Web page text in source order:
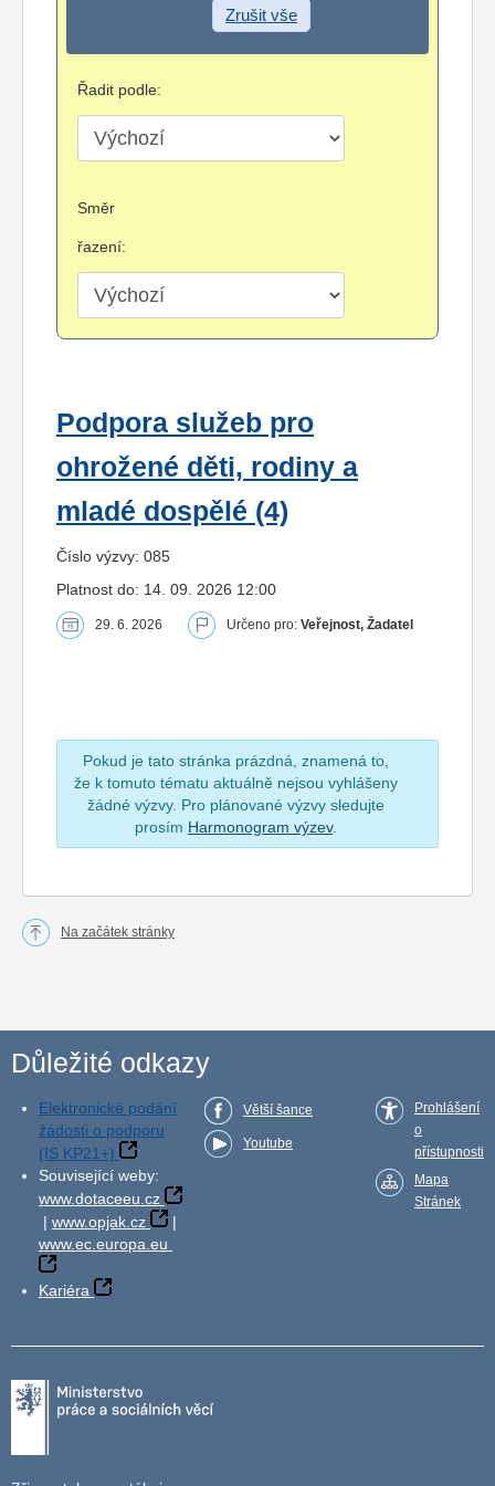
Zrušit vše
Řadit podle:
Směr
řazení:
Podpora služeb pro
ohrožené děti, rodiny a
mladé dospělé (4)
Číslo výzvy: 085
Platnost do: 14. 09. 2026 12:00
29. 6. 2026 Určeno pro: Veřejnost, Žadatel
Pokud je tato stránka prázdná, znamená to,
že k tomuto tématu aktuálně nejsou vyhlášeny
žádné výzvy. Pro plánované výzvy sledujte
prosím Harmonogram výzev.
Na začátek stránky
Důležité odkazy
Elektronické podání
žádosti o podporu
(IS KP21+)
Související weby:
www.dotaceeu.cz
| www.opjak.cz
|
www.ec.europa.eu
Kariéra
Větší šance
Youtube
Prohlášení
o
přístupnosti
Mapa
Stránek